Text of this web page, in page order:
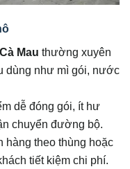
Mau thường xuyên
dùng như mì gói, nước
dễ đóng gói, ít hư
chuyển đường bộ.
hàng theo thùng hoặc
tiết kiệm chi phí.